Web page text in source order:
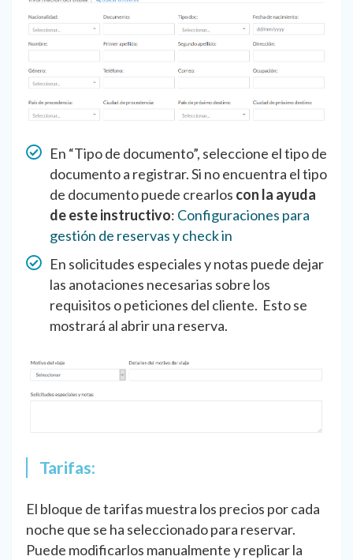
En “Tipo de documento”, seleccione el tipo de
documento a registrar. Si no encuentra el tipo
de documento puede crearlos con la ayuda
de este instructivo: Configuraciones para
gestión de reservas y check in
En solicitudes especiales y notas puede dejar
las anotaciones necesarias sobre los
requisitos o peticiones del cliente. Esto se
mostrará al abrir una reserva.
Tarifas:
El bloque de tarifas muestra los precios por cada
noche que se ha seleccionado para reservar.
Puede modificarlos manualmente y replicar la